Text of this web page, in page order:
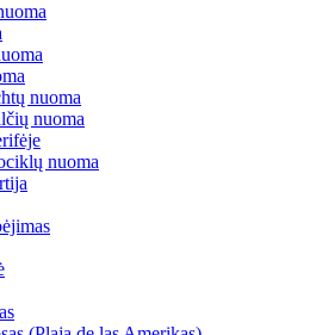
nuoma
nuoma
nuoma